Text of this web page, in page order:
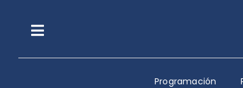
contenidoToggle
Navigation
Programación